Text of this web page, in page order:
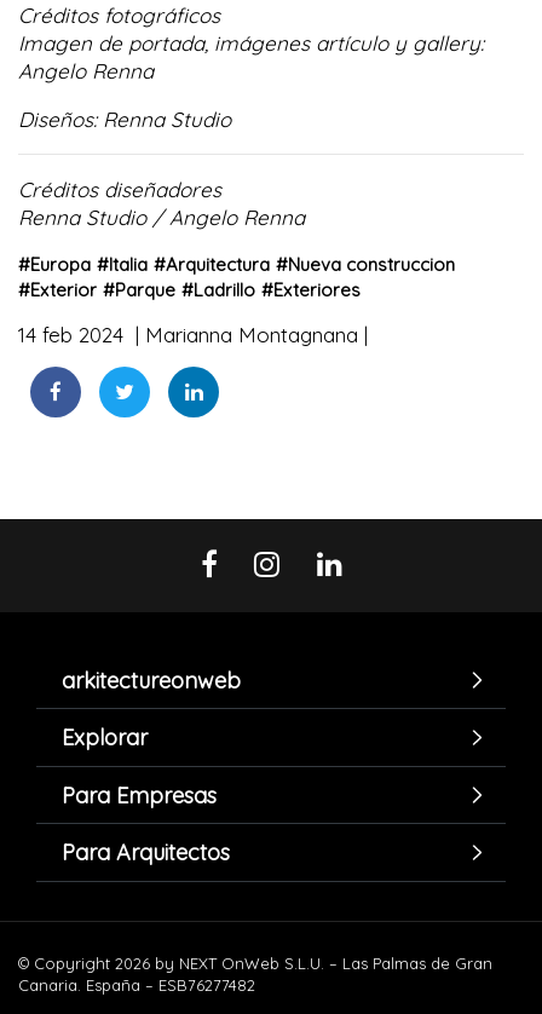
Créditos fotográficos
Imagen de portada, imágenes artículo y gallery:
Angelo Renna
Diseños: Renna Studio
Créditos diseñadores
Renna Studio / Angelo Renna
#Europa #Italia #Arquitectura #Nueva construccion
#Exterior #Parque #Ladrillo #Exteriores
14 feb 2024 Marianna Montagnana
arkitectureonweb
Explorar
Para Empresas
Para Arquitectos
© Copyright 2026 by NEXT OnWeb S.L.U. – Las Palmas de Gran
Canaria. España – ESB76277482